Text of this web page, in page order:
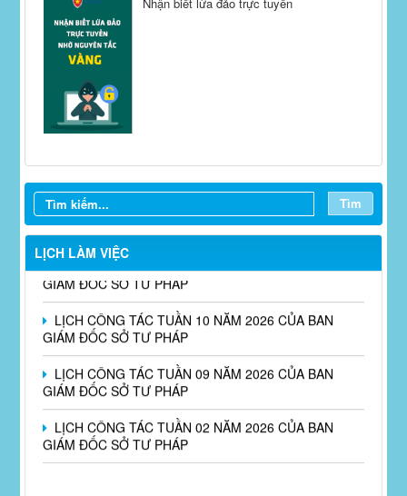
Nhận biết lừa đảo trực tuyến
Tìm
LỊCH LÀM VIỆC
LỊCH CÔNG TÁC TUẦN 13 NĂM 2026 CỦA BAN
GIÁM ĐỐC SỞ TƯ PHÁP
LỊCH CÔNG TÁC TUẦN 10 NĂM 2026 CỦA BAN
GIÁM ĐỐC SỞ TƯ PHÁP
LỊCH CÔNG TÁC TUẦN 09 NĂM 2026 CỦA BAN
GIÁM ĐỐC SỞ TƯ PHÁP
LỊCH CÔNG TÁC TUẦN 02 NĂM 2026 CỦA BAN
GIÁM ĐỐC SỞ TƯ PHÁP